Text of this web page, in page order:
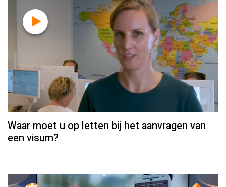
Waar moet u op letten bij het aanvragen van
een visum?